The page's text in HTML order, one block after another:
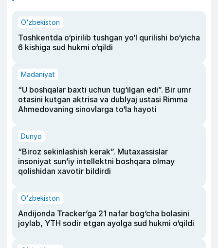
O‘zbekiston
Toshkentda o‘pirilib tushgan yo‘l qurilishi bo‘yicha
6 kishiga sud hukmi o‘qildi
Madaniyat
“U boshqalar baxti uchun tug‘ilgan edi”. Bir umr
otasini kutgan aktrisa va dublyaj ustasi Rimma
Ahmedovaning sinovlarga to‘la hayoti
Dunyo
“Biroz sekinlashish kerak”. Mutaxassislar
insoniyat sun’iy intellektni boshqara olmay
qolishidan xavotir bildirdi
O‘zbekiston
Andijonda Tracker’ga 21 nafar bog‘cha bolasini
joylab, YTH sodir etgan ayolga sud hukmi o‘qildi